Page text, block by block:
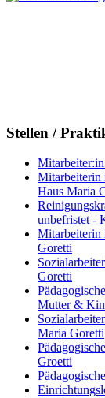
Stellen /
Mitarbeiterin
Haus Maria
unbefristet -
Mitarbeiterin
Goretti
Goretti
Mutter &
Maria Goretti
Groetti